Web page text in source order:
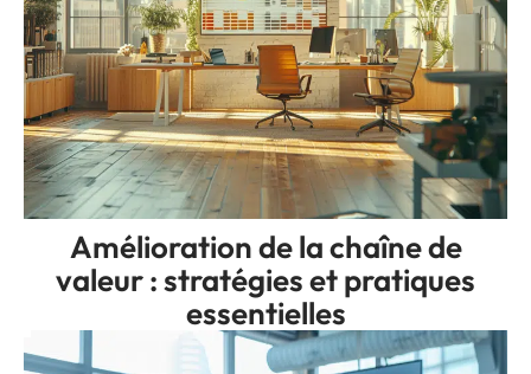
Amélioration de la chaîne de
valeur : stratégies et pratiques
essentielles